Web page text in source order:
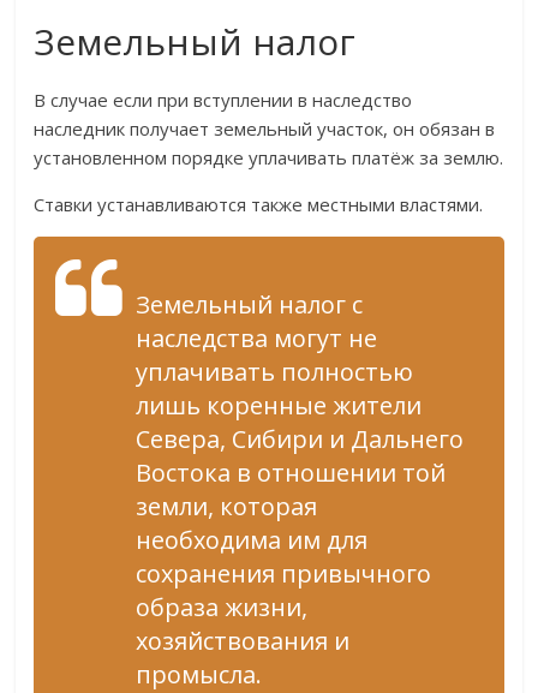
Земельный налог
В случае если при вступлении в наследство
наследник получает земельный участок, он обязан в
установленном порядке уплачивать платёж за землю.
Ставки устанавливаются также местными властями.
Земельный налог с
наследства могут не
уплачивать полностью
лишь коренные жители
Севера, Сибири и Дальнего
Востока в отношении той
земли, которая
необходима им для
сохранения привычного
образа жизни,
хозяйствования и
промысла.